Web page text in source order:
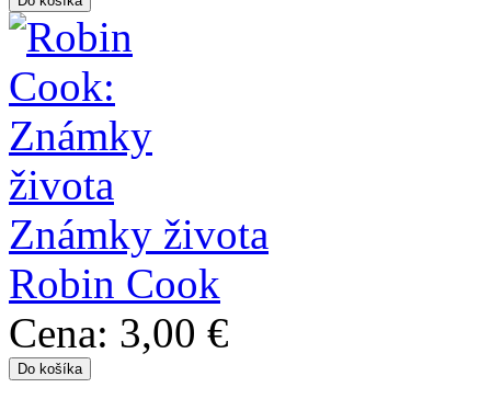
Známky života
Robin Cook
Cena: 3,00 €